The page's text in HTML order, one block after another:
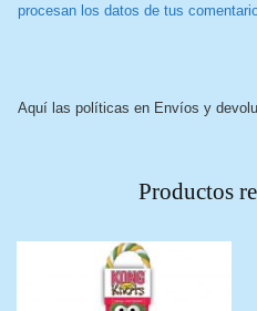
procesan los datos de tus
Aquí las políticas en Envíos y
Productos